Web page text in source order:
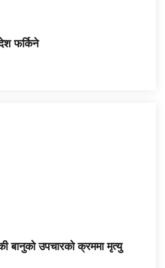
फर्किने
बानुको उपचारको क्रममा मृत्यु